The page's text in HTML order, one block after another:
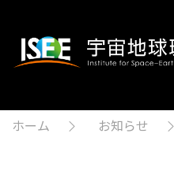
ホーム お知らせ